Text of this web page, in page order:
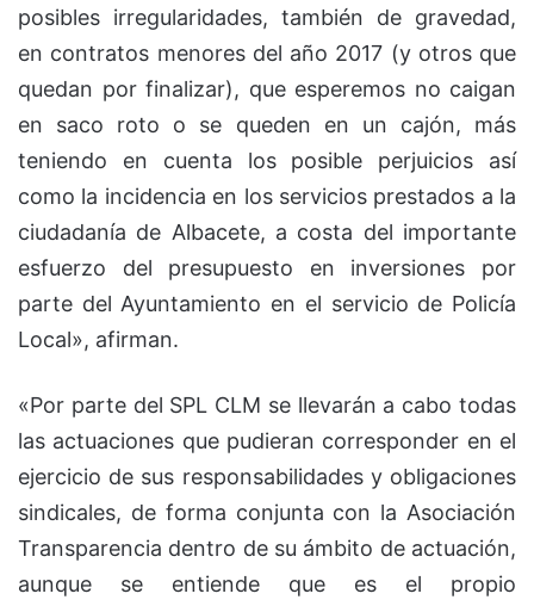
posibles irregularidades, también de gravedad,
en contratos menores del año 2017 (y otros que
quedan por finalizar), que esperemos no caigan
en saco roto o se queden en un cajón, más
teniendo en cuenta los posible perjuicios así
como la incidencia en los servicios prestados a la
ciudadanía de Albacete, a costa del importante
esfuerzo del presupuesto en inversiones por
parte del Ayuntamiento en el servicio de Policía
Local», afirman.
«Por parte del SPL CLM se llevarán a cabo todas
las actuaciones que pudieran corresponder en el
ejercicio de sus responsabilidades y obligaciones
sindicales, de forma conjunta con la Asociación
Transparencia dentro de su ámbito de actuación,
aunque se entiende que es el propio